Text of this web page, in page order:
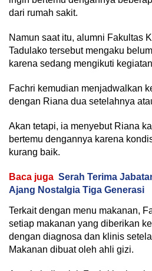
dari rumah sakit.
Namun saat itu, alumni Fakultas
Tadulako tersebut mengaku
karena sedang mengikuti
Fachri kemudian menjadwalkan
dengan Riana dua setelahnya
Akan tetapi, ia menyebut Riana
bertemu dengannya karena
kurang baik.
Baca juga Serah Terima
Ajang Nostalgia Tiga Generasi
Terkait dengan menu makanan,
setiap makanan yang diberikan
dengan diagnosa dan klinis
Makanan dibuat oleh ahli gizi.